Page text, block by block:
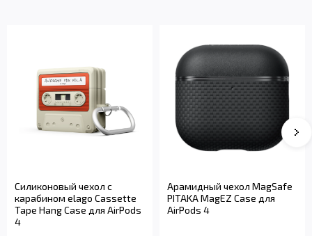
Силиконовый чехол с
карабином elago Cassette
Tape Hang Case для AirPods
4
Арамидный чехол MagSafe
PITAKA MagEZ Case для
AirPods 4